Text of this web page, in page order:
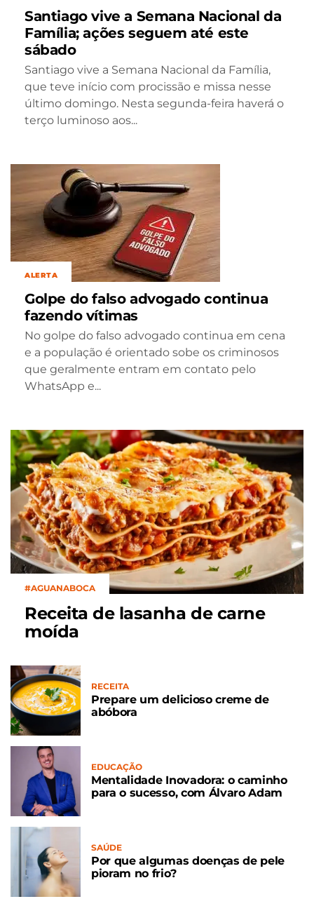
Santiago vive a Semana Nacional da
Família; ações seguem até este
sábado
Santiago vive a Semana Nacional da Família,
que teve início com procissão e missa nesse
último domingo. Nesta segunda-feira haverá o
terço luminoso aos...
ALERTA
Golpe do falso advogado continua
fazendo vítimas
No golpe do falso advogado continua em cena
e a população é orientado sobe os criminosos
que geralmente entram em contato pelo
WhatsApp e...
#AGUANABOCA
Receita de lasanha de carne
moída
RECEITA
Prepare um delicioso creme de
abóbora
EDUCAÇÃO
Mentalidade Inovadora: o caminho
para o sucesso, com Álvaro Adam
SAÚDE
Por que algumas doenças de pele
pioram no frio?